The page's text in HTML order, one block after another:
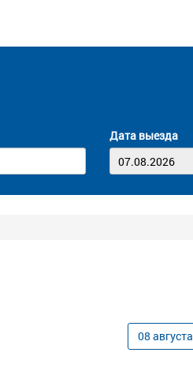
Дата выезда
08 августа